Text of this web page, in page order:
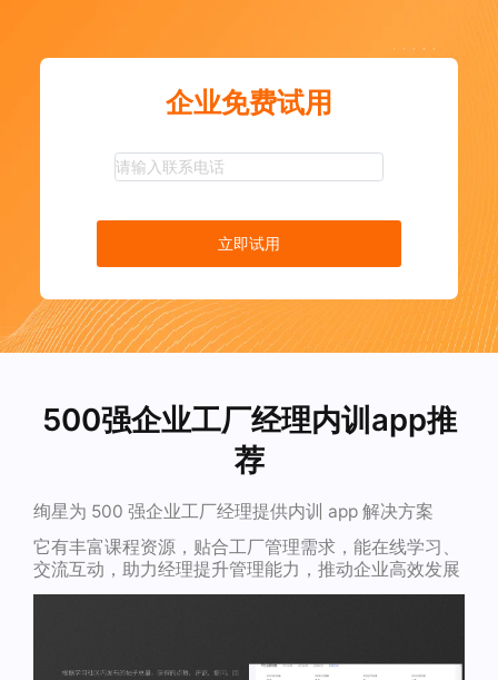
企业免费试用
立即试用
500强企业工厂经理内训app推
荐
绚星为 500 强企业工厂经理提供内训 app 解决方案
它有丰富课程资源，贴合工厂管理需求，能在线学习、
交流互动，助力经理提升管理能力，推动企业高效发展